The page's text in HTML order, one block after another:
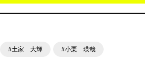
#土家 大輝 #小栗 瑛哉